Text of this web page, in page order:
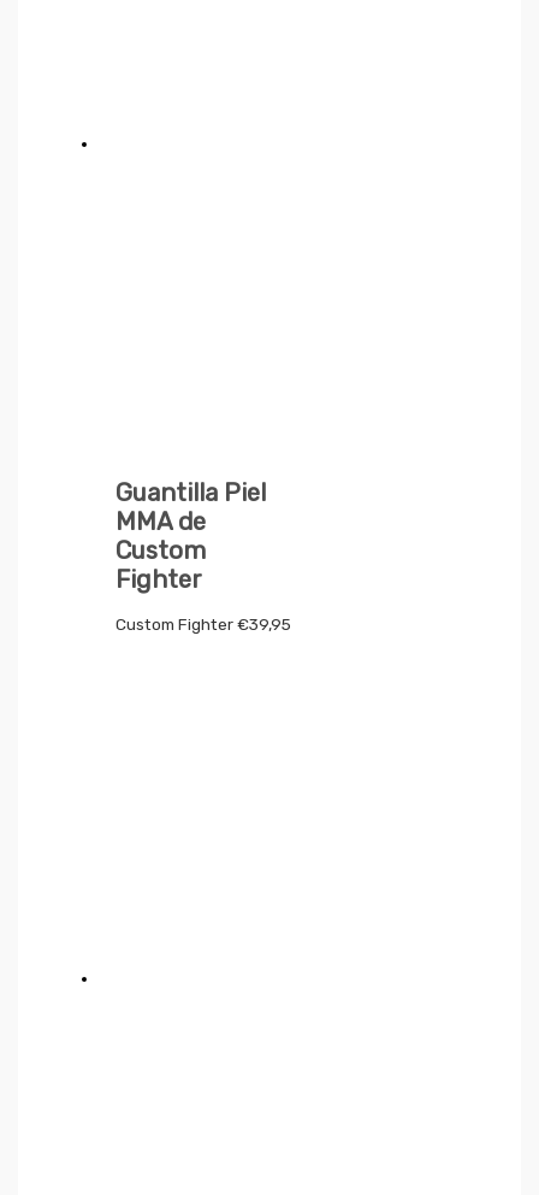
Guantilla Piel
MMA de
Custom
Fighter
Custom Fighter€39,95